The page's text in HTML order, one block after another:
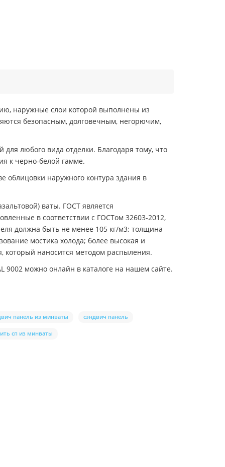
наружные слои которой выполнены из
безопасным, долговечным, негорючим,
любого вида отделки. Благодаря тому, что
к черно-белой гамме.
облицовки наружного контура здания в
ваты. ГОСТ является
в соответствии с ГОСТом 32603-2012,
должна быть не менее 105 кг/м3; толщина
мостика холода; более высокая и
который наносится методом распыления.
9002 можно онлайн в каталоге на нашем сайте.
панель из минваты сэндвич панель
сп из минваты